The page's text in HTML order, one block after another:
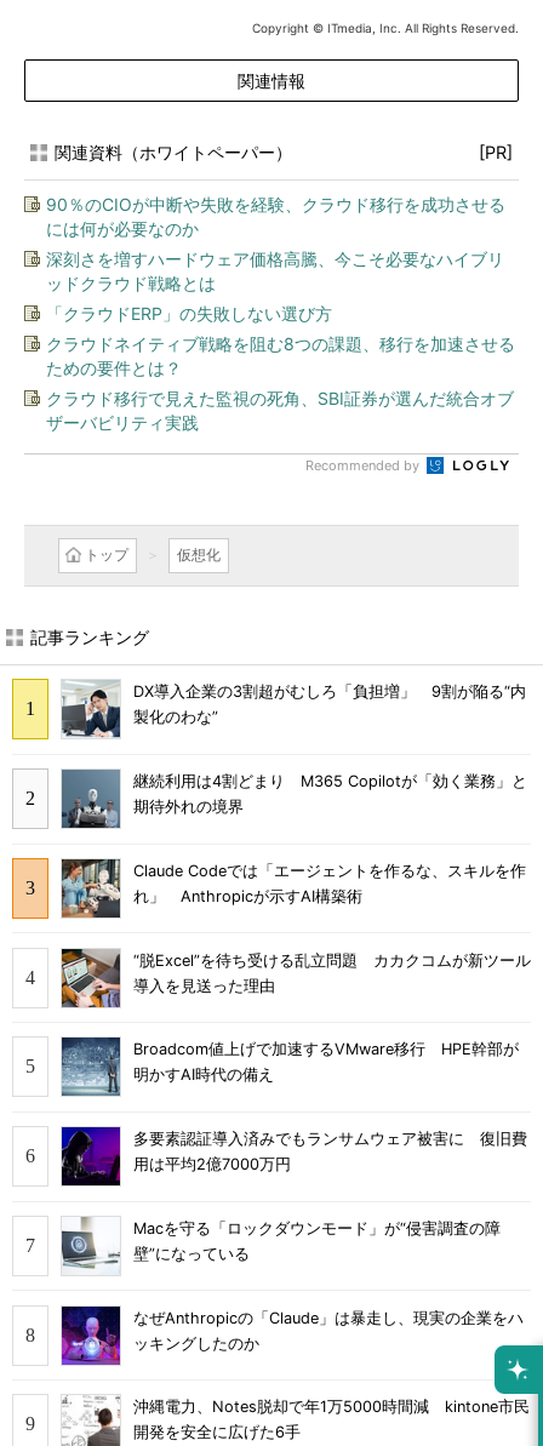
Copyright © ITmedia, Inc. All Rights Reserved.
関連情報
関連資料（ホワイトペーパー） [PR]
90％のCIOが中断や失敗を経験、クラウド移行を成功させる
には何が必要なのか
深刻さを増すハードウェア価格高騰、今こそ必要なハイブリ
ッドクラウド戦略とは
「クラウドERP」の失敗しない選び方
クラウドネイティブ戦略を阻む8つの課題、移行を加速させる
ための要件とは？
クラウド移行で見えた監視の死角、SBI証券が選んだ統合オブ
ザーバビリティ実践
Recommended by
トップ 仮想化
記事ランキング
DX導入企業の3割超がむしろ「負担増」 9割が陥る“内
製化のわな”
継続利用は4割どまり M365 Copilotが「効く業務」と
期待外れの境界
Claude Codeでは「エージェントを作るな、スキルを作
れ」 Anthropicが示すAI構築術
“脱Excel”を待ち受ける乱立問題 カカクコムが新ツール
導入を見送った理由
Broadcom値上げで加速するVMware移行 HPE幹部が
明かすAI時代の備え
多要素認証導入済みでもランサムウェア被害に 復旧費
用は平均2億7000万円
Macを守る「ロックダウンモード」が“侵害調査の障
壁”になっている
なぜAnthropicの「Claude」は暴走し、現実の企業をハ
ッキングしたのか
沖縄電力、Notes脱却で年1万5000時間減 kintone市民
開発を安全に広げた6手